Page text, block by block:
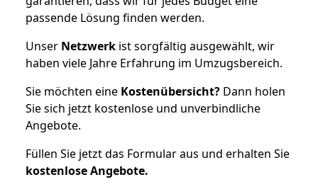
passende Lösung finden werden.
Unser Netzwerk ist sorgfältig ausgewählt, wir
haben viele Jahre Erfahrung im Umzugsbereich.
Sie möchten eine Kostenübersicht? Dann holen
Sie sich jetzt kostenlose und unverbindliche
Angebote.
Füllen Sie jetzt das Formular aus und erhalten Sie
kostenloseAngebote.